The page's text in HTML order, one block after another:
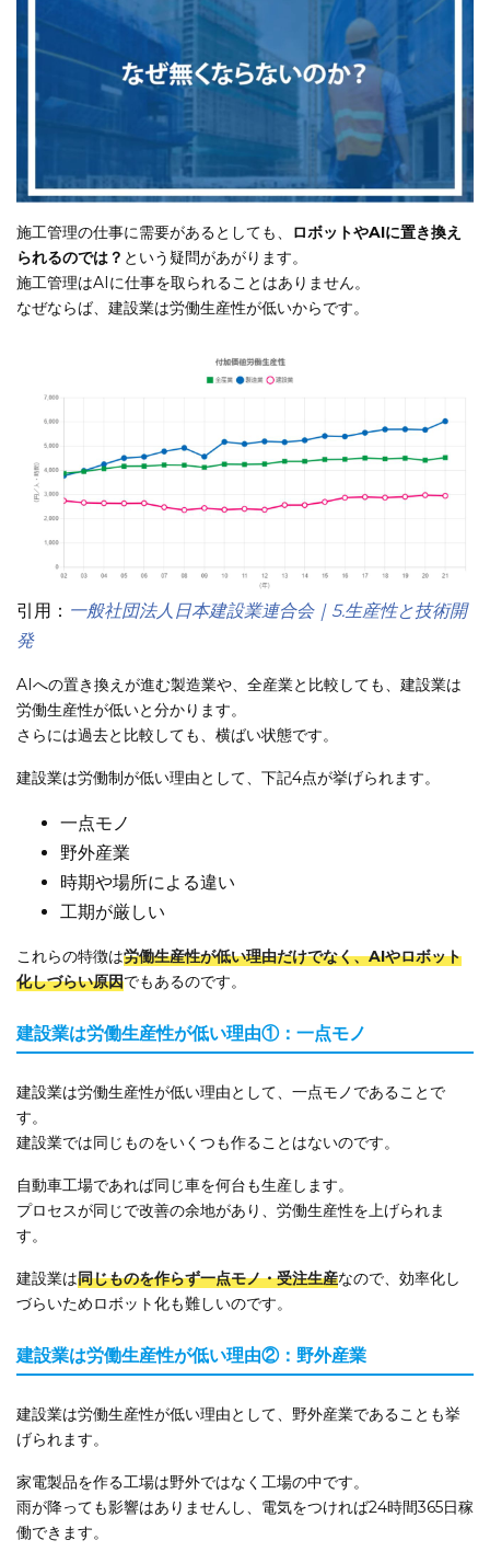
施工管理の仕事に需要があるとしても、
ロボットやAIに置き換え
られるのでは？ という疑問があがります。
施工管理はAIに仕事を取られることはありません。
なぜならば、建設業は労働生産性が低いからです。
引用： 一般社団法人日本建設業連合会｜5.生産性と技術開
発
AIへの置き換えが進む製造業や、全産業と比較しても、建設業は
労働生産性が低いと分かります。
さらには過去と比較しても、横ばい状態です。
建設業は労働制が低い理由として、下記4点が挙げられます。
一点モノ
野外産業
時期や場所による違い
工期が厳しい
これらの特徴は労働生産性が低い理由だけでなく、AIやロボット
化しづらい原因でもあるのです。
建設業は労働生産性が低い理由①：一点モノ
建設業は労働生産性が低い理由として、一点モノであることで
す。
建設業では同じものをいくつも作ることはないのです。
自動車工場であれば同じ車を何台も生産します。
プロセスが同じで改善の余地があり、労働生産性を上げられま
す。
建設業は同じものを作らず一点モノ・受注生産なので、効率化し
づらいためロボット化も難しいのです。
建設業は労働生産性が低い理由②：野外産業
建設業は労働生産性が低い理由として、野外産業であることも挙
げられます。
家電製品を作る工場は野外ではなく工場の中です。
雨が降っても影響はありませんし、電気をつければ24時間365日稼
働できます。